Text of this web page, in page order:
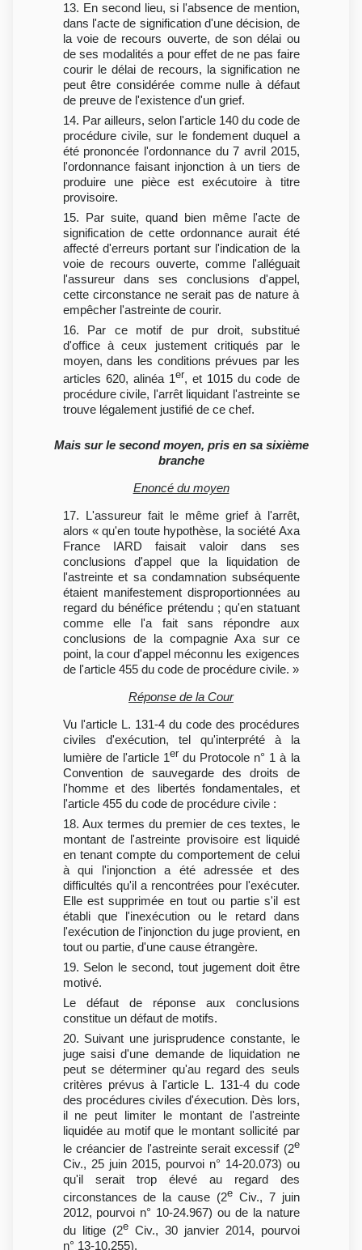
13. En second lieu, si l'absence de mention,
dans l'acte de signification d'une décision, de
la voie de recours ouverte, de son délai ou
de ses modalités a pour effet de ne pas faire
courir le délai de recours, la signification ne
peut être considérée comme nulle à défaut
de preuve de l'existence d'un grief.
14. Par ailleurs, selon l'article 140 du code de
procédure civile, sur le fondement duquel a
été prononcée l'ordonnance du 7 avril 2015,
l'ordonnance faisant injonction à un tiers de
produire une pièce est exécutoire à titre
provisoire.
15. Par suite, quand bien même l'acte de
signification de cette ordonnance aurait été
affecté d'erreurs portant sur l'indication de la
voie de recours ouverte, comme l'alléguait
l'assureur dans ses conclusions d'appel,
cette circonstance ne serait pas de nature à
empêcher l'astreinte de courir.
16. Par ce motif de pur droit, substitué
d'office à ceux justement critiqués par le
moyen, dans les conditions prévues par les
articles 620, alinéa 1er, et 1015 du code de
procédure civile, l'arrêt liquidant l'astreinte se
trouve légalement justifié de ce chef.
Mais sur le second moyen, pris en sa sixième
branche
Enoncé du moyen
17. L'assureur fait le même grief à l'arrêt,
alors « qu'en toute hypothèse, la société Axa
France IARD faisait valoir dans ses
conclusions d'appel que la liquidation de
l'astreinte et sa condamnation subséquente
étaient manifestement disproportionnées au
regard du bénéfice prétendu ; qu'en statuant
comme elle l'a fait sans répondre aux
conclusions de la compagnie Axa sur ce
point, la cour d'appel méconnu les exigences
de l'article 455 du code de procédure civile. »
Réponse de la Cour
Vu l'article L. 131-4 du code des procédures
civiles d'exécution, tel qu'interprété à la
lumière de l'article 1er du Protocole n° 1 à la
Convention de sauvegarde des droits de
l'homme et des libertés fondamentales, et
l'article 455 du code de procédure civile :
18. Aux termes du premier de ces textes, le
montant de l'astreinte provisoire est liquidé
en tenant compte du comportement de celui
à qui l'injonction a été adressée et des
difficultés qu'il a rencontrées pour l'exécuter.
Elle est supprimée en tout ou partie s'il est
établi que l'inexécution ou le retard dans
l'exécution de l'injonction du juge provient, en
tout ou partie, d'une cause étrangère.
19. Selon le second, tout jugement doit être
motivé.
Le défaut de réponse aux conclusions
constitue un défaut de motifs.
20. Suivant une jurisprudence constante, le
juge saisi d'une demande de liquidation ne
peut se déterminer qu'au regard des seuls
critères prévus à l'article L. 131-4 du code
des procédures civiles d'éxecution. Dès lors,
il ne peut limiter le montant de l'astreinte
liquidée au motif que le montant sollicité par
le créancier de l'astreinte serait excessif (2e
Civ., 25 juin 2015, pourvoi n° 14-20.073) ou
qu'il serait trop élevé au regard des
circonstances de la cause (2eCiv., 7 juin
2012, pourvoi n° 10-24.967) ou de la nature
du litige (2eCiv., 30 janvier 2014, pourvoi
n° 13-10.255).